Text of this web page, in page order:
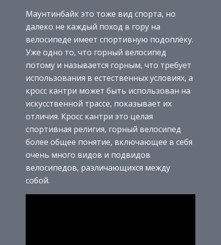
Маунтинбайк это тоже вид спорта, но
далеко не каждый поход в гору на
велосипеде имеет спортивную подоплёку.
Уже одно то, что горный велосипед
потому и называется горным, что требует
использования в естественных условиях, а
кросс кантри может быть использован на
искусственной трассе, показывает их
отличия. Кросс кантри это целая
спортивная религия, горный велосипед
более общее понятие, включающее в себя
очень много видов и подвидов
велосипедов, различающихся между
собой.